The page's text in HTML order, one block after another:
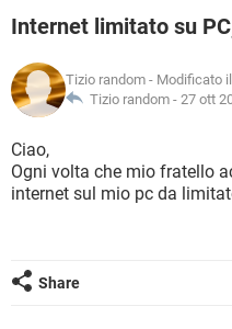
INSTAGRAM
TIKTOK
HARDWARE
INSTAGRAM
TIKTOK
HARDWARE
COVID-19
INTRATTENIMENTO
iOS
INSTAGRAM
TIKTOK
COVID-19
INTRATTENIMENTO
iOS
INSTAGRAM
HARDWARE
GLOSSARIO
COVID-19
INTRATTENIMENTO
TIKTOK
Internet limitato su
Tizio random - Modificato
Tizio random - 27 ott
Ciao,
Ogni volta che mio fratello
internet sul mio pc da
Share